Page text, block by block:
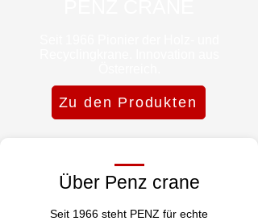
Zu den Produkten
Über Penz crane
Seit 1966 steht PENZ für echte